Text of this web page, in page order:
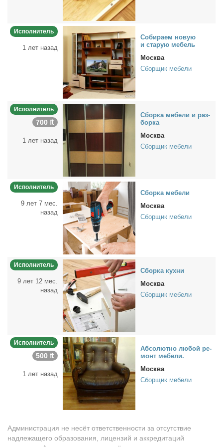
Исполнитель
1 лет назад
Со­би­ра­ем но­вую
и ста­рую ме­бель
Москва
Сборщик мебели
Исполнитель
700 ₶
1 лет назад
Сбор­ка ме­бе­ли и раз­
бор­ка
Москва
Сборщик мебели
Исполнитель
9 лет 7 мес.
назад
Сбор­ка ме­бе­ли
Москва
Сборщик мебели
Исполнитель
9 лет 12 мес.
назад
Сбор­ка кух­ни
Москва
Сборщик мебели
Исполнитель
500 ₶
1 лет назад
Aбсо­лют­но лю­бой ре­
монт ме­бе­ли.
Москва
Сборщик мебели
Администрация не несёт ответственности за отсутствие
надлежащего образования, лицензий и аккредитаций